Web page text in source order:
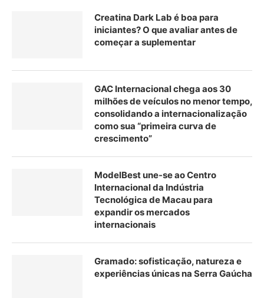
Creatina Dark Lab é boa para
iniciantes? O que avaliar antes de
começar a suplementar
GAC Internacional chega aos 30
milhões de veículos no menor tempo,
consolidando a internacionalização
como sua “primeira curva de
crescimento”
ModelBest une-se ao Centro
Internacional da Indústria
Tecnológica de Macau para
expandir os mercados
internacionais
Gramado: sofisticação, natureza e
experiências únicas na Serra Gaúcha